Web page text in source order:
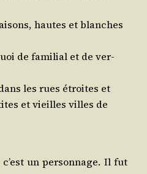
hautes et blanches
de fami­lial et de ver­
les rues étroites et
et vieilles villes de
un per­son­nage. Il fut